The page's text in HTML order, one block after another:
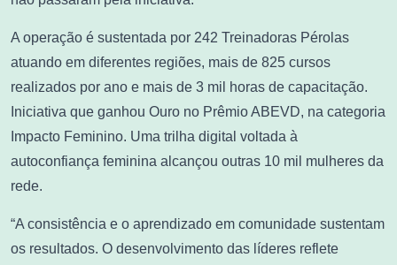
A operação é sustentada por 242 Treinadoras Pérolas
atuando em diferentes regiões, mais de 825 cursos
realizados por ano e mais de 3 mil horas de capacitação.
Iniciativa que ganhou Ouro no Prêmio ABEVD, na categoria
Impacto Feminino. Uma trilha digital voltada à
autoconfiança feminina alcançou outras 10 mil mulheres da
rede.
“A consistência e o aprendizado em comunidade sustentam
os resultados. O desenvolvimento das líderes reflete